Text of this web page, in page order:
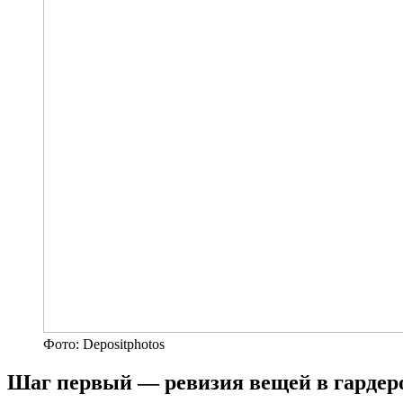
Фото: Depositphotos
Шаг первый — ревизия вещей в